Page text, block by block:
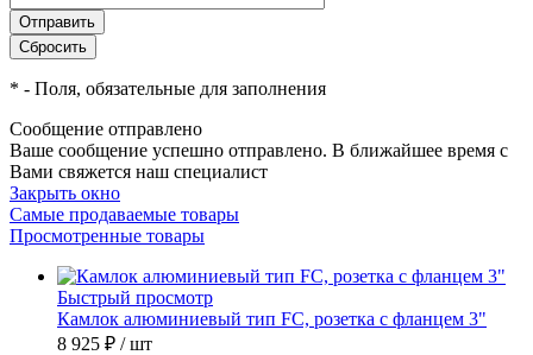
* - Поля, обязательные для заполнения
Сообщение отправлено
Ваше сообщение успешно отправлено. В ближайшее время с
Вами свяжется наш специалист
Закрыть окно
Самые продаваемые товары
Просмотренные товары
Быстрый просмотр
Камлок алюминиевый тип FC, розетка с фланцем 3"
8 925 ₽ / шт